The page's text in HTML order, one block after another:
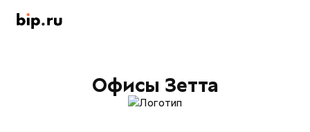
Офисы Зетта